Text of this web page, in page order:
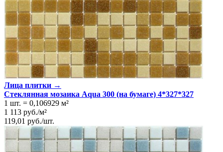
Лица плитки →
Стеклянная мозаика Aqua 300 (на бумаге) 4*327*327
1 шт. = 0,106929 м²
1 113 руб./м²
119,01 руб./шт.